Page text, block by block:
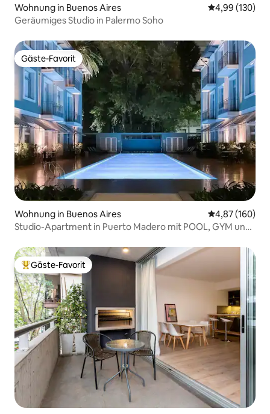
Wohnung in Buenos Aires
4,99 (130)
Geräumiges Studio in Palermo Soho
Gäste-Favorit
Gäste-Favorit
Wohnung in Buenos Aires
4,87 (160)
Studio-Apartment in Puerto Madero mit POOL, GYM und
Beliebter Gäste-Favorit.
Gäste-Favorit